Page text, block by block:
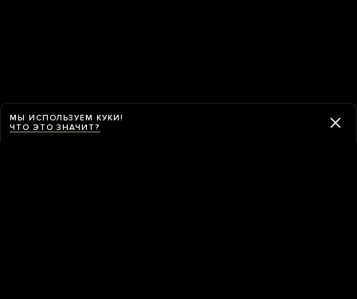
МЫ ИСПОЛЬЗУЕМ КУКИ!
ЧТО ЭТО ЗНАЧИТ?